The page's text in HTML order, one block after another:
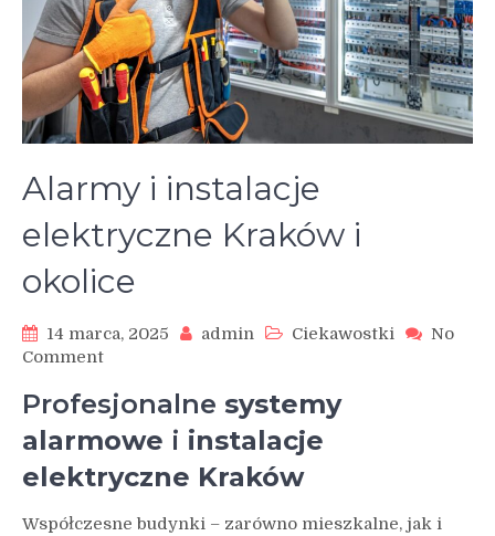
Alarmy i instalacje
elektryczne Kraków i
okolice
14 marca, 2025 admin Ciekawostki
No
Commenton
i
instalacje
elektryczne
Kraków
okolice
Profesjonalne systemy
alarmowe i instalacje
elektryczne Kraków
Współczesne budynki – zarówno mieszkalne, jak i